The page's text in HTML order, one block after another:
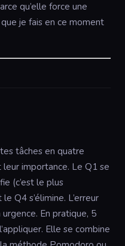
qu’elle force une
je fais en ce moment
tâches en quatre
importance. Le Q1 se
(c’est le plus
Q4 s’élimine. L’erreur
En pratique, 5
Elle se combine